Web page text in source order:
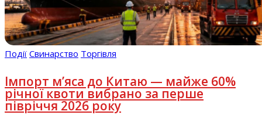
Події Свинарство Торгівля
Імпорт м’яса до Китаю — майже 60%
річної квоти вибрано за перше
півріччя 2026 року